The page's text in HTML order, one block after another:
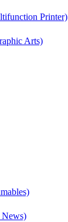
Printer)
Arts)